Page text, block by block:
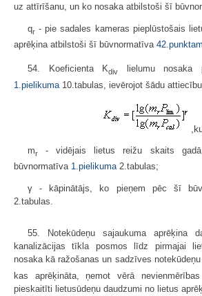
uz attīrīšanu, un ko nosaka atbilstoši šī
qr - pie sadales kameras pieplūstošais
aprēķina atbilstoši šī būvnormatīva 42.punktam
54. Koeficienta Kdiv
lielumu nosaka
1.pielikuma 10.tabulas, ievērojot šādu
mr
- vidējais lietus reižu skaits
būvnormatīva 1.pielikuma2.tabulas;
γ - kāpinātājs, ko pieņem pēc šī
2.tabulas.
55. Notekūdeņu sajaukuma aprēķina
kanalizācijas tīkla posmos līdz pirmajai
nosaka kā ražošanas un sadzīves
kas aprēķināta, ņemot vērā
pieskaitīti lietusūdeņu daudzumi no lietus